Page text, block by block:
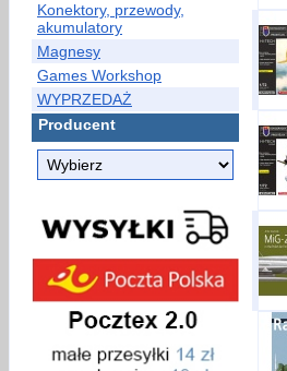
Konektory, przewody,
akumulatory
Magnesy
Games Workshop
WYPRZEDAŻ
Producent